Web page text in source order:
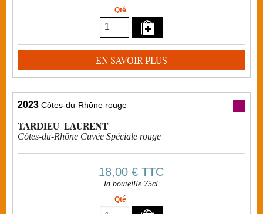
Qté
EN SAVOIR PLUS
2023 Côtes-du-Rhône rouge
TARDIEU-LAURENT
Côtes-du-Rhône Cuvée Spéciale rouge
18,00 €TTC
la bouteille 75cl
Qté